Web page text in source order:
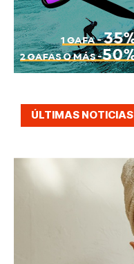
ÚLTIMAS NOTICIAS